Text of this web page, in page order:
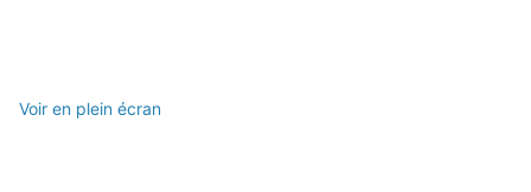
Voir en plein écran